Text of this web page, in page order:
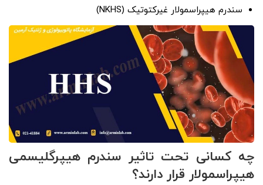
سندرم هیپراسمولار غیرکتوتیک (NKHS)
چه کسانی تحت تاثیر سندرم هیپرگلیسمی
هیپراسمولار قرار دارند؟